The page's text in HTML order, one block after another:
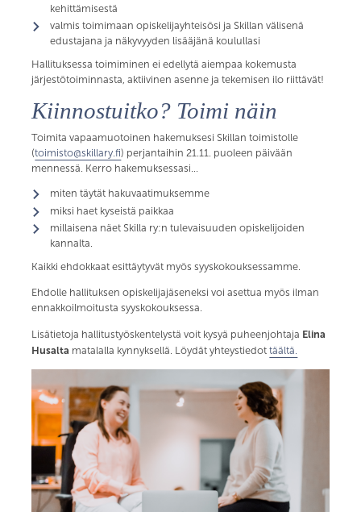
kehittämisestä
valmis toimimaan opiskelijayhteisösi ja Skillan välisenä
edustajana ja näkyvyyden lisääjänä koulullasi
Hallituksessa toimiminen ei edellytä aiempaa kokemusta
järjestötoiminnasta, aktiivinen asenne ja tekemisen ilo riittävät!
Kiinnostuitko? Toimi näin
Toimita vapaamuotoinen hakemuksesi Skillan toimistolle
(toimisto@skillary.fi) perjantaihin 21.11. puoleen päivään
mennessä. Kerro hakemuksessasi…
miten täytät hakuvaatimuksemme
miksi haet kyseistä paikkaa
millaisena näet Skilla ry:n tulevaisuuden opiskelijoiden
kannalta.
Kaikki ehdokkaat esittäytyvät myös syyskokouksessamme.
Ehdolle hallituksen opiskelijajäseneksi voi asettua myös ilman
ennakkoilmoitusta syyskokouksessa.
Lisätietoja hallitustyöskentelystä voit kysyä puheenjohtaja Elina
Husalta matalalla kynnyksellä. Löydät yhteystiedottäältä.